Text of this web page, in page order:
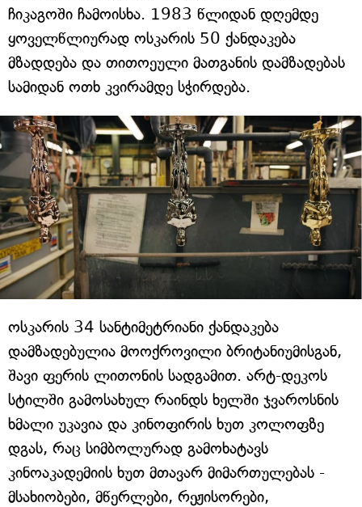
ჩიკაგოში ჩამოისხა. 1983 წლიდან დღემდე
ყოველწლიურად ოსკარის 50 ქანდაკება
მზადდება და თითოეული მათგანის დამზადებას
სამიდან ოთხ კვირამდე სჭირდება.
ოსკარის 34 სანტიმეტრიანი ქანდაკება
დამზადებულია მოოქროვილი ბრიტანიუმისგან,
შავი ფერის ლითონის სადგამით. არტ-დეკოს
სტილში გამოსახულ რაინდს ხელში ჯვაროსნის
ხმალი უკავია და კინოფირის ხუთ კოლოფზე
დგას, რაც სიმბოლურად გამოხატავს
კინოაკადემიის ხუთ მთავარ მიმართულებას -
მსახიობები, მწერლები, რეჟისორები,